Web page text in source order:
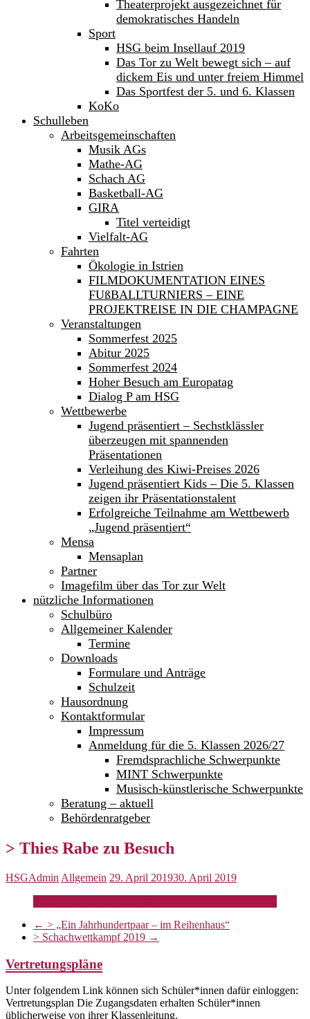
Theaterprojekt ausgezeichnet für
demokratisches Handeln
Sport
HSG beim Insellauf 2019
Das Tor zu Welt bewegt sich – auf
dickem Eis und unter freiem Himmel
Das Sportfest der 5. und 6. Klassen
KoKo
Schulleben
Arbeitsgemeinschaften
Musik AGs
Mathe-AG
Schach AG
Basketball-AG
GIRA
Titel verteidigt
Vielfalt-AG
Fahrten
Ökologie in Istrien
FILMDOKUMENTATION EINES
FUßBALLTURNIERS – EINE
PROJEKTREISE IN DIE CHAMPAGNE
Veranstaltungen
Sommerfest 2025
Abitur 2025
Sommerfest 2024
Hoher Besuch am Europatag
Dialog P am HSG
Wettbewerbe
Jugend präsentiert – Sechstklässler
überzeugen mit spannenden
Präsentationen
Verleihung des Kiwi-Preises 2026
Jugend präsentiert Kids – Die 5. Klassen
zeigen ihr Präsentationstalent
Erfolgreiche Teilnahme am Wettbewerb
„Jugend präsentiert“
Mensa
Mensaplan
Partner
Imagefilm über das Tor zur Welt
nützliche Informationen
Schulbüro
Allgemeiner Kalender
Termine
Downloads
Formulare und Anträge
Schulzeit
Hausordnung
Kontaktformular
Impressum
Anmeldung für die 5. Klassen 2026/27
Fremdsprachliche Schwerpunkte
MINT Schwerpunkte
Musisch-künstlerische Schwerpunkte
Beratung – aktuell
Behördenratgeber
> Thies Rabe zu Besuch
HSGAdmin Allgemein 29. April 201930. April 2019
← > „Ein Jahrhundertpaar – im Reihenhaus“
> Schachwettkampf 2019 →
Vertretungspläne
Unter folgendem Link können sich Schüler*innen dafür einloggen:
Vertretungsplan Die Zugangsdaten erhalten Schüler*innen
üblicherweise von ihrer Klassenleitung.